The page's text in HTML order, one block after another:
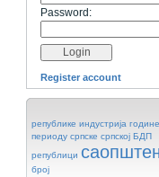
Password:
Register account
републике индустрија године
периоду српске српској БДП
републици
број